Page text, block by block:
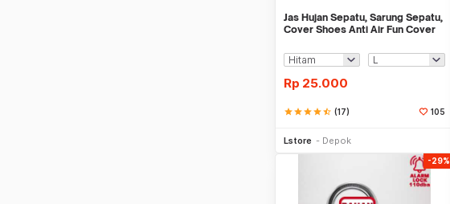
Jas Hujan Sepatu, Sarung Sepatu,
Cover Shoes Anti Air Fun Cover
Rp 25.000
starstarstarstarstar_half (17) 105
Lstore Depok
-29%